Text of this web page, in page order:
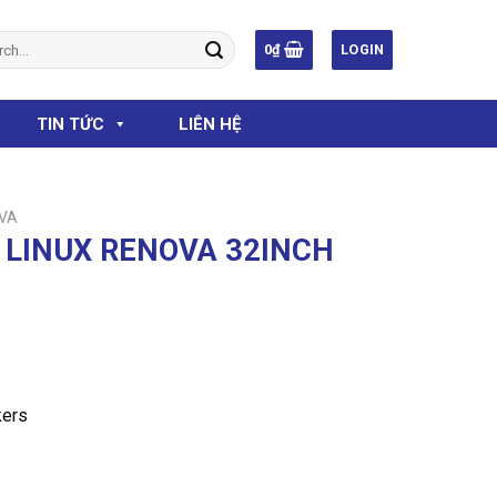
0₫ LOGIN
TIN TỨC LIÊN HỆ
RENOVA 32INCH